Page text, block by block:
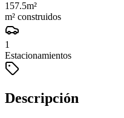
157.5m²
m² construidos
1
Estacionamientos
Descripción